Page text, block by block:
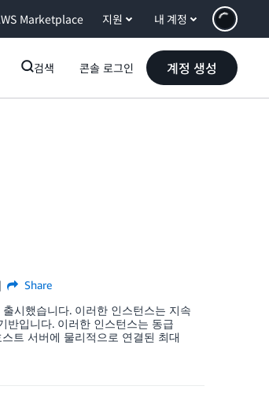
Marketplace 지원 내 계정
검색 콘솔 로그인 계정 생성
Share
시했습니다. 이러한 인스턴스는 지속
반입니다. 이러한 인스턴스는 동급
트 서버에 물리적으로 연결된 최대